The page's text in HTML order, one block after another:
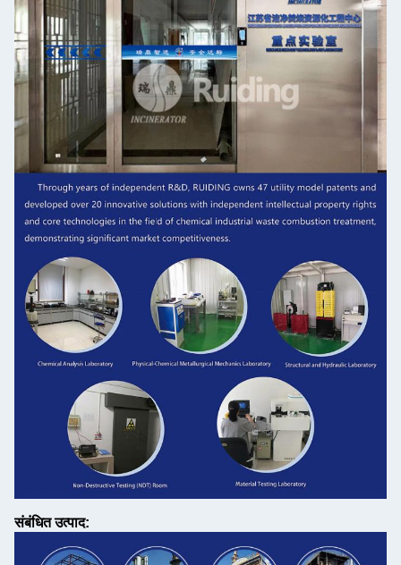
संबंधित उत्पाद: